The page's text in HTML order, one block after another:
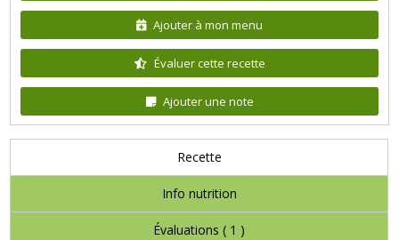
Ajouter à mon menu
Évaluer cette recette
Ajouter une note
Recette
Info nutrition
Évaluations ( 1 )